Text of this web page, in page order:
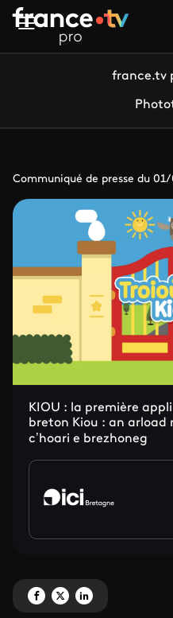
Aller au contenu principal
france.tv
Communiqué de presse du
KIOU : la première
breton Kiou : an arload
c’hoari e brezhoneg
PartagezPartagezPartagez